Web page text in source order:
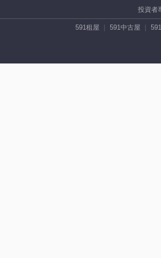
投資者
591租屋 591中古屋